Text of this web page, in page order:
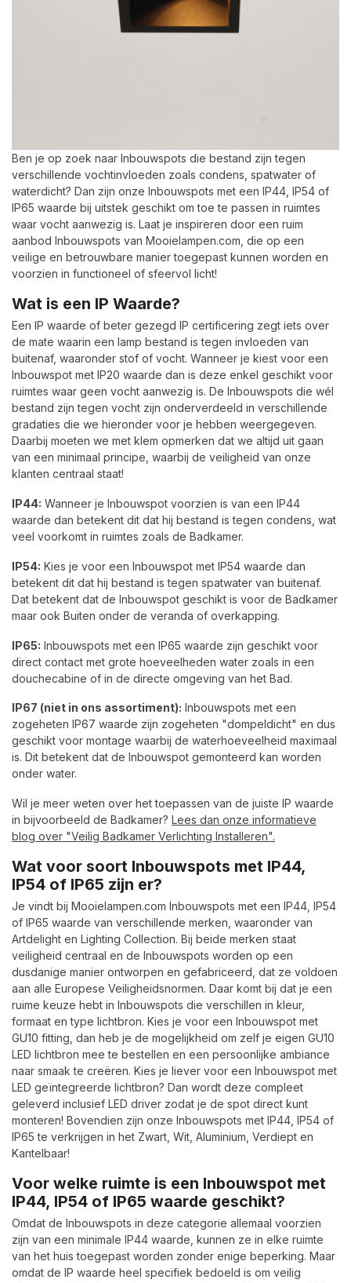
Ben je op zoek naar Inbouwspots die bestand zijn tegen
verschillende vochtinvloeden zoals condens, spatwater of
waterdicht? Dan zijn onze Inbouwspots met een IP44, IP54 of
IP65 waarde bij uitstek geschikt om toe te passen in ruimtes
waar vocht aanwezig is. Laat je inspireren door een ruim
aanbod Inbouwspots van Mooielampen.com, die op een
veilige en betrouwbare manier toegepast kunnen worden en
voorzien in functioneel of sfeervol licht!
Wat is een IP Waarde?
Een IP waarde of beter gezegd IP certificering zegt iets over
de mate waarin een lamp bestand is tegen invloeden van
buitenaf, waaronder stof of vocht. Wanneer je kiest voor een
Inbouwspot met IP20 waarde dan is deze enkel geschikt voor
ruimtes waar geen vocht aanwezig is. De Inbouwspots die wél
bestand zijn tegen vocht zijn onderverdeeld in verschillende
gradaties die we hieronder voor je hebben weergegeven.
Daarbij moeten we met klem opmerken dat we altijd uit gaan
van een minimaal principe, waarbij de veiligheid van onze
klanten centraal staat!
IP44: Wanneer je Inbouwspot voorzien is van een IP44
waarde dan betekent dit dat hij bestand is tegen condens, wat
veel voorkomt in ruimtes zoals de Badkamer.
IP54: Kies je voor een Inbouwspot met IP54 waarde dan
betekent dit dat hij bestand is tegen spatwater van buitenaf.
Dat betekent dat de Inbouwspot geschikt is voor de Badkamer
maar ook Buiten onder de veranda of overkapping.
IP65: Inbouwspots met een IP65 waarde zijn geschikt voor
direct contact met grote hoeveelheden water zoals in een
douchecabine of in de directe omgeving van het Bad.
IP67 (niet in ons assortiment): Inbouwspots met een
zogeheten IP67 waarde zijn zogeheten "dompeldicht" en dus
geschikt voor montage waarbij de waterhoeveelheid maximaal
is. Dit betekent dat de Inbouwspot gemonteerd kan worden
onder water.
Wil je meer weten over het toepassen van de juiste IP waarde
in bijvoorbeeld de Badkamer? Lees dan onze informatieve
blog over "Veilig Badkamer Verlichting Installeren".
Wat voor soort Inbouwspots met IP44,
IP54 of IP65 zijn er?
Je vindt bij Mooielampen.com Inbouwspots met een IP44, IP54
of IP65 waarde van verschillende merken, waaronder van
Artdelight en Lighting Collection. Bij beide merken staat
veiligheid centraal en de Inbouwspots worden op een
dusdanige manier ontworpen en gefabriceerd, dat ze voldoen
aan alle Europese Veiligheidsnormen. Daar komt bij dat je een
ruime keuze hebt in Inbouwspots die verschillen in kleur,
formaat en type lichtbron. Kies je voor een Inbouwspot met
GU10 fitting, dan heb je de mogelijkheid om zelf je eigen GU10
LED lichtbron mee te bestellen en een persoonlijke ambiance
naar smaak te creëren. Kies je liever voor een Inbouwspot met
LED geïntegreerde lichtbron? Dan wordt deze compleet
geleverd inclusief LED driver zodat je de spot direct kunt
monteren! Bovendien zijn onze Inbouwspots met IP44, IP54 of
IP65 te verkrijgen in het Zwart, Wit, Aluminium, Verdiept en
Kantelbaar!
Voor welke ruimte is een Inbouwspot met
IP44, IP54 of IP65 waarde geschikt?
Omdat de Inbouwspots in deze categorie allemaal voorzien
zijn van een minimale IP44 waarde, kunnen ze in elke ruimte
van het huis toegepast worden zonder enige beperking. Maar
omdat de IP waarde heel specifiek bedoeld is om veilig